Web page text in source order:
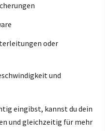
oder
und
eingibst, kannst du dein
und gleichzeitig für mehr